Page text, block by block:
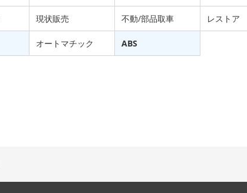
現状販売 不動/部品取車 レストア
オートマチック ABS